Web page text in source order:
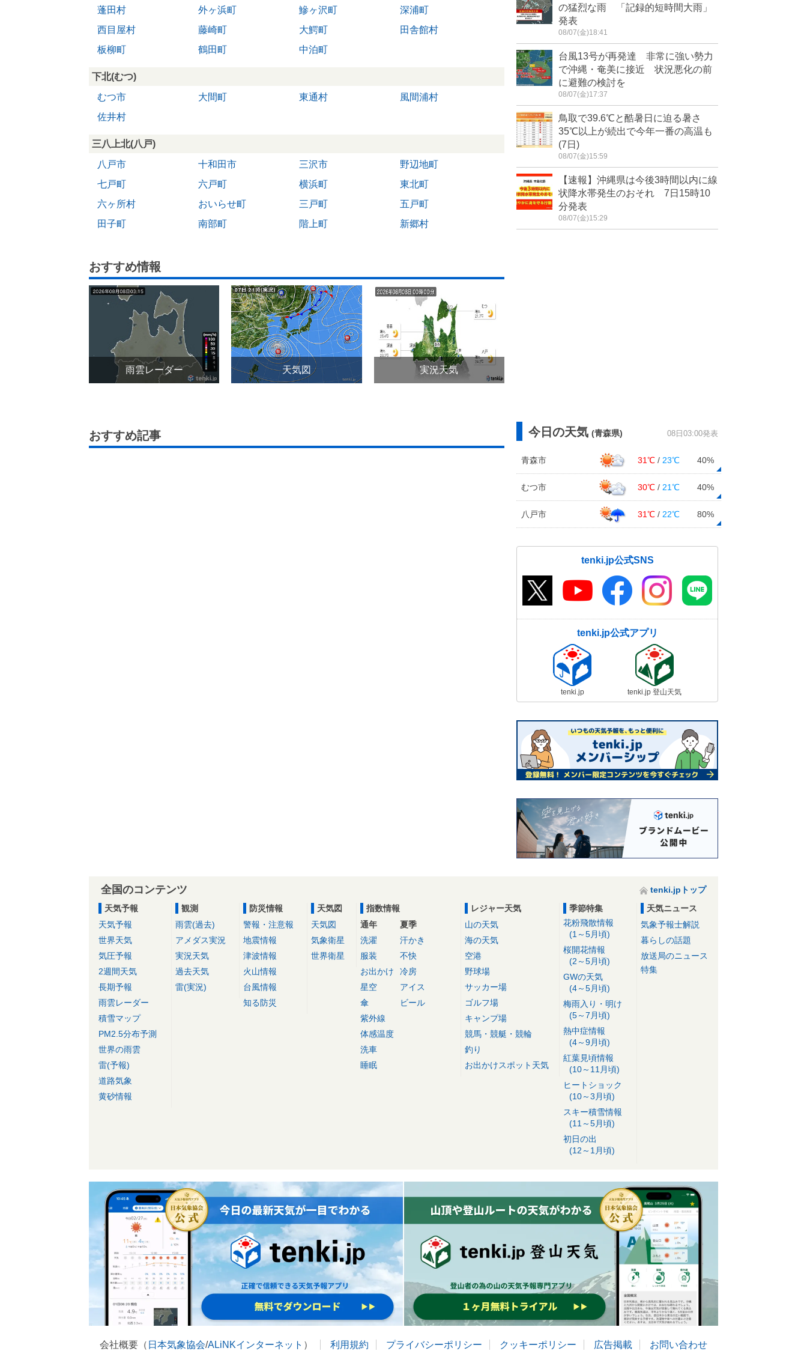
蓬田村
外ヶ浜町 鰺ヶ沢町
深浦町
西目屋村
藤崎町 大鰐町
田舎館村
板柳町
鶴田町 中泊町
下北(むつ)
むつ市
大間町 東通村
風間浦村
佐井村
三八上北(八戸)
八戸市
十和田市 三沢市
野辺地町
七戸町
六戸町 横浜町
東北町
六ヶ所村
おいらせ町 三戸町
五戸町
田子町
南部町 階上町 新郷村
おすすめ情報
雨雲レーダー 天気図 実況天気
おすすめ記事
の猛烈な雨 「記録的短時間大雨」
発表
08/07(金)18:41
台風13号が再発達 非常に強い勢力
で沖縄・奄美に接近 状況悪化の前
に避難の検討を
08/07(金)17:37
鳥取で39.6℃と酷暑日に迫る暑さ
35℃以上が続出で今年一番の高温も
(7日)
08/07(金)15:59
【速報】沖縄県は今後3時間以内に線
状降水帯発生のおそれ 7日15時10
分発表
08/07(金)15:29
今日の天気 (青森県) 08日03:00発表
青森市 31℃ / 23℃ 40%
むつ市 30℃ / 21℃ 40%
八戸市 31℃ / 22℃ 80%
tenki.jp公式SNS
tenki.jp公式アプリ
tenki.jp tenki.jp 登山天気
全国のコンテンツ
tenki.jpトップ
天気予報
天気予報
世界天気
気圧予報
2週間天気
長期予報
雨雲レーダー
積雪マップ
PM2.5分布予測
世界の雨雲
雷(予報)
道路気象
黄砂情報
観測
雨雲(過去)
アメダス実況
実況天気
過去天気
雷(実況)
防災情報
警報・注意報
地震情報
津波情報
火山情報
台風情報
知る防災
天気図
天気図
気象衛星
世界衛星
指数情報
通年
洗濯
服装
お出かけ
星空
傘
紫外線
体感温度
洗車
睡眠
夏季
汗かき
不快
冷房
アイス
ビール
レジャー天気
山の天気
海の天気
空港
野球場
サッカー場
ゴルフ場
キャンプ場
競馬・競艇・競輪
釣り
お出かけスポット天気
季節特集
花粉飛散情報
(1～5月頃)
桜開花情報
(2～5月頃)
GWの天気
(4～5月頃)
梅雨入り・明け
(5～7月頃)
熱中症情報
(4～9月頃)
紅葉見頃情報
(10～11月頃)
ヒートショック
(10～3月頃)
スキー積雪情報
(11～5月頃)
初日の出
(12～1月頃)
天気ニュース
気象予報士解説
暮らしの話題
放送局のニュース
特集
会社概要（ 日本気象協会/ALiNKインターネット ） 利用規約 プライバシーポリシー クッキーポリシー 広告掲載 お問い合わせ